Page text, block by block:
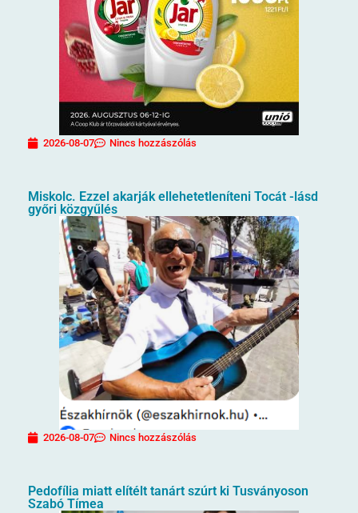
2026-08-07 Nincs hozzászólás
Miskolc. Ezzel akarják ellehetetleníteni Tocát -lásd
győri közgyűlés
2026-08-07 Nincs hozzászólás
Pedofília miatt elítélt tanárt szúrt ki Tusványoson
Szabó Tímea